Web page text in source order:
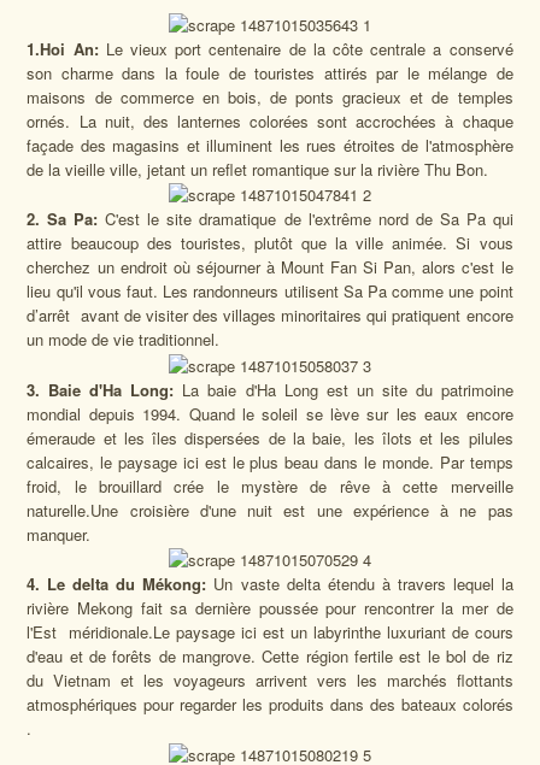
1.Hoi An:Le vieux port centenaire de la côte centrale a conservé
son charme dans la foule de touristes attirés par le mélange de
maisons de commerce en bois, de ponts gracieux et de temples
ornés. La nuit, des lanternes colorées sont accrochées à chaque
façade des magasins et illuminent les rues étroites de l'atmosphère
de la vieille ville, jetant un reflet romantique sur la rivière Thu Bon.
2. Sa Pa: C'est le site dramatique de l'extrême nord de Sa Pa qui
attire beaucoup des touristes, plutôt que la ville animée. Si vous
cherchez un endroit où séjourner à Mount Fan Si Pan, alors c'est le
lieu qu'il vous faut. Les randonneurs utilisent Sa Pa comme une point
d’arrêt avant de visiter des villages minoritaires qui pratiquent encore
un mode de vie traditionnel.
3. Baie d'Ha Long: La baie d'Ha Long est un site du patrimoine
mondial depuis 1994. Quand le soleil se lève sur les eaux encore
émeraude et les îles dispersées de la baie, les îlots et les pilules
calcaires, le paysage ici est le plus beau dans le monde. Par temps
froid, le brouillard crée le mystère de rêve à cette merveille
naturelle.Une croisière d'une nuit est une expérience à ne pas
manquer.
4. Le delta du Mékong: Un vaste delta étendu à travers lequel la
rivière Mekong fait sa dernière poussée pour rencontrer la mer de
l'Est méridionale.Le paysage ici est un labyrinthe luxuriant de cours
d'eau et de forêts de mangrove. Cette région fertile est le bol de riz
du Vietnam et les voyageurs arrivent vers les marchés flottants
atmosphériques pour regarder les produits dans des bateaux colorés
.